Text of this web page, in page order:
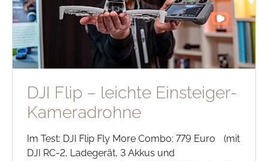
DJI Flip – leichte Einsteiger-
Kameradrohne
Im Test: DJI Flip Fly More Combo; 779 Euro (mit
DJI RC-2, Ladegerät, 3 Akkus und